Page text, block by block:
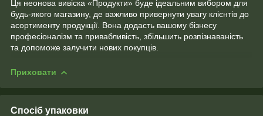
Ця неонова вивіска «Продукти» буде ідеальним вибором для
будь-якого магазину, де важливо привернути увагу клієнтів до
асортименту продукції. Вона додасть вашому бізнесу
професіоналізм та привабливість, збільшить розпізнаваність
та допоможе залучити нових покупців.
Приховати
Спосіб упаковки